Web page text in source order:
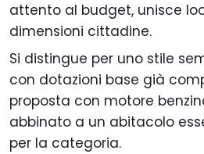
attento al budget, unisce
dimensioni cittadine.
Si distingue per uno stile
con dotazioni base già
proposta con motore
abbinato a un abitacolo
per la categoria.